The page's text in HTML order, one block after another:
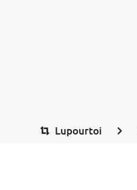
Lupourtoi